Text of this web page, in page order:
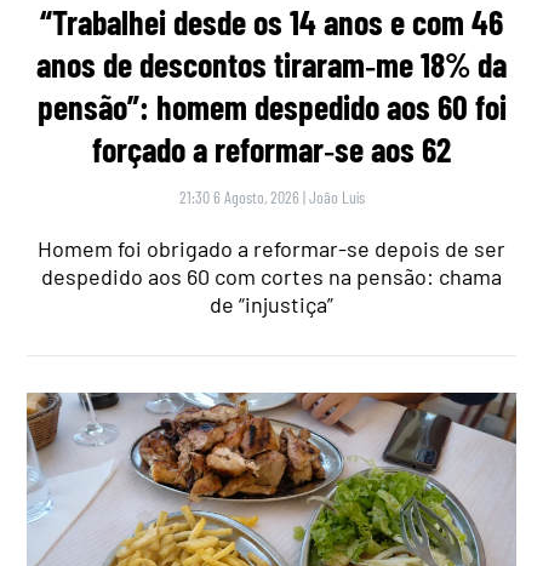
“Trabalhei desde os 14 anos e com 46
anos de descontos tiraram‑me 18% da
pensão”: homem despedido aos 60 foi
forçado a reformar‑se aos 62
21:30 6 Agosto, 2026 |João Luís
Homem foi obrigado a reformar-se depois de ser
despedido aos 60 com cortes na pensão: chama
de “injustiça”